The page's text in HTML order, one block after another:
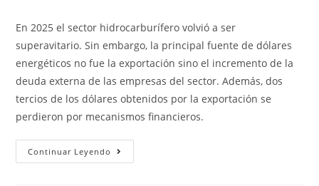
En 2025 el sector hidrocarburífero volvió a ser
superavitario. Sin embargo, la principal fuente de dólares
energéticos no fue la exportación sino el incremento de la
deuda externa de las empresas del sector. Además, dos
tercios de los dólares obtenidos por la exportación se
perdieron por mecanismos financieros.
Continuar Leyendo